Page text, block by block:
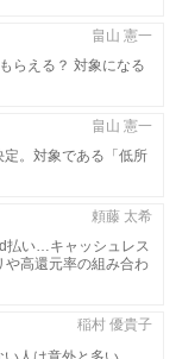
らえる？ 対象になる
畠山 憲一
。対象である「低所
畠山 憲一
払い…キャッシュレス
や高還元率の組み合わ
頼藤 太希
稲村 優貴子